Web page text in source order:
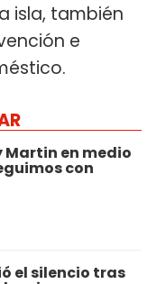
isla, también
e
Martin en medio
con
el silencio tras